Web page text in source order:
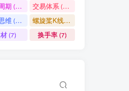
期 (14) 交易体系(12)
维(12) 螺旋桨K线
(11)
(7) 换手率(7)